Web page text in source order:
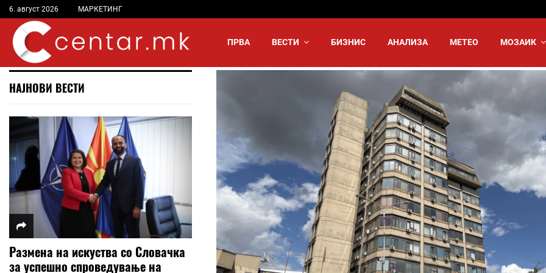
6. август 2026 МАРКЕТИНГ
ПРВА ВЕСТИ БИЗНИС АНАЛИЗА МЕТЕО МОЗАИК
НАЈНОВИ ВЕСТИ
Размена на искуства со Словачка
за успешно спроведување на